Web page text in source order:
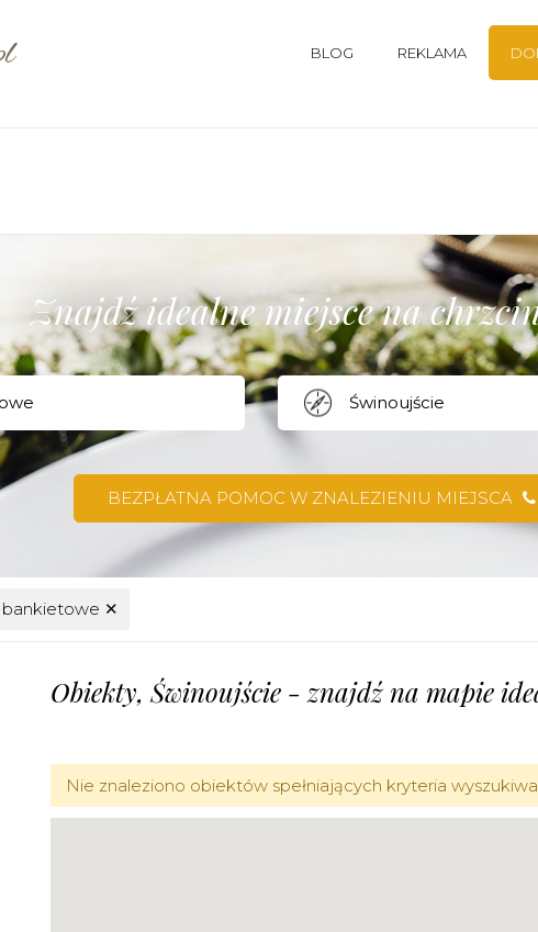
BLOG REKLAMA
Znajdź idealne miejsce na
BEZPŁATNA POMOC W ZNALEZIENIU MIEJSCA
bankietowe ✕
Obiekty, Świnoujście - znajdź na mapie
Nie znaleziono obiektów spełniających kryteria